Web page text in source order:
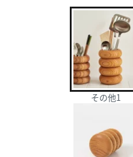
その他1